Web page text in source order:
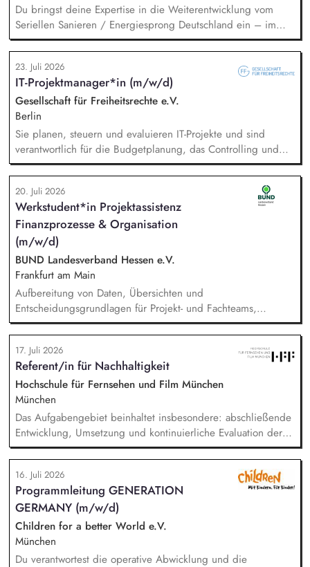
Du bringst deine Expertise in die Weiterentwicklung vom
Seriellen Sanieren / Energiesprong Deutschland ein – im
engen Austausch u.a. mit der dena, mit Blick auf
Markthochlauf und Support im regulatorischen Umfeld und
der Stakeholder. Business-Development-Standbein: Du
akquirierst und verantwortest eigenständig Projekte für unser
Vorqualifizierungs-Tool CoPilot und entwickelst /
implementierst die Skalierung. Du qualifizierst zudem
Bauunternehmen und Systemanbieter als Angebotspartner.
23. Juli 2026
IT-Projektmanager*in (m/w/d)
Gesellschaft für Freiheitsrechte e.V.
Berlin
Sie planen, steuern und evaluieren IT-Projekte und sind
verantwortlich für die Budgetplanung, das Controlling und
die Ressourcenverteilung, Sie steuern das
Wissensmanagement und begleiten die Migration sowie die
fortlaufende Verwaltung unserer Cloud-Dienste, Sie arbeiten
mit der Systemadministration zusammen und sind dabei
verantwortlich für die Kommunikation mit unseren externen
Dienstleistern, Sie tragen die Verantwortung für die Qualität
des First-Level-Supports für das GFF-Team.
20. Juli 2026
Werkstudent*in Projektassistenz
Finanzprozesse & Organisation
(m/w/d)
BUND Landesverband Hessen e.V.
Frankfurt am Main
Aufbereitung von Daten, Übersichten und
Entscheidungsgrundlagen für Projekt- und Fachteams,
Mitarbeit an organisatorischen Konzepten, Abläufen und
Arbeitsdokumenten, Unterstützung im Projektmanagement (z.
B. Protokolle, Aufgabenverfolgung, Terminvorbereitung),
Recherchen zu organisatorischen und finanzbezogenen
Fragestellungen, Pflege und Strukturierung von Projekt- und
Organisationsdokumentationen, allgemeine unterstützende
Tätigkeiten im Bereich Finanzverwaltung und Organisation.
17. Juli 2026
Referent/in für Nachhaltigkeit
Hochschule für Fernsehen und Film München
München
Das Aufgabengebiet beinhaltet insbesondere: abschließende
Entwicklung, Umsetzung und kontinuierliche Evaluation der
HFF-eigenen Nachhaltigkeitsstrategie, Begleitung,
Koordination und Umsetzung konkreter Projekte und
Maßnahmen der Nachhaltigkeitsstrategie, Erstellung und
Koordination der THG-Bilanzierung sowie Entwicklung und
Implementierung von Treibhausgas-Reduktionspfaden.
Außerdem Anpassung und Implementierung eines auf
studentische Produktionen angepassten Green Producing.
16. Juli 2026
Programmleitung GENERATION
GERMANY (m/w/d)
Children for a better World e.V.
München
Du verantwortest die operative Abwicklung und die